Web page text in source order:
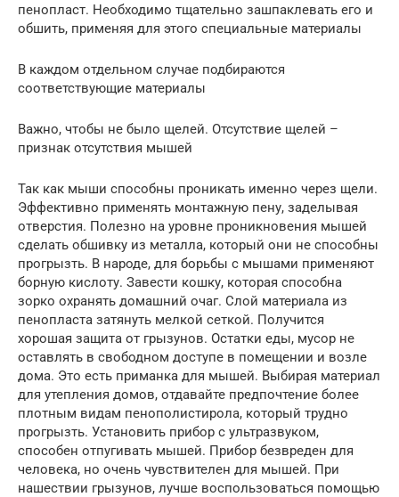
пенопласт. Необходимо тщательно зашпаклевать его и
обшить, применяя для этого специальные материалы
В каждом отдельном случае подбираются
соответствующие материалы
Важно, чтобы не было щелей. Отсутствие щелей –
признак отсутствия мышей
Так как мыши способны проникать именно через щели.
Эффективно применять монтажную пену, заделывая
отверстия. Полезно на уровне проникновения мышей
сделать обшивку из металла, который они не способны
прогрызть. В народе, для борьбы с мышами применяют
борную кислоту. Завести кошку, которая способна
зорко охранять домашний очаг. Слой материала из
пенопласта затянуть мелкой сеткой. Получится
хорошая защита от грызунов. Остатки еды, мусор не
оставлять в свободном доступе в помещении и возле
дома. Это есть приманка для мышей. Выбирая материал
для утепления домов, отдавайте предпочтение более
плотным видам пенополистирола, который трудно
прогрызть. Установить прибор с ультразвуком,
способен отпугивать мышей. Прибор безвреден для
человека, но очень чувствителен для мышей. При
нашествии грызунов, лучше воспользоваться помощью